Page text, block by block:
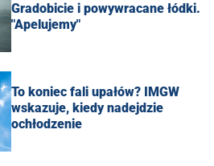
Gradobicie i powywracane łódki.
"Apelujemy"
To koniec fali upałów? IMGW
wskazuje, kiedy nadejdzie
ochłodzenie